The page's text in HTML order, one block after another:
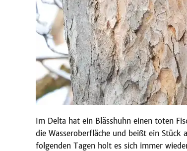
Im Delta hat ein Blässhuhn einen toten
die Wasseroberfläche und beißt ein Stück
folgenden Tagen holt es sich immer